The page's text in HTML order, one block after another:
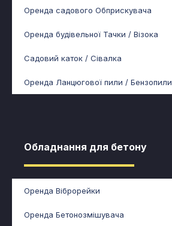
Оренда садового Обприскувача
Оренда будівельної Тачки / Візока
Садовий каток / Сівалка
Оренда Ланцюгової пили / Бензопили
Обладнання для бетону​
Оренда Віброрейки
Оренда Бетонозмішувача